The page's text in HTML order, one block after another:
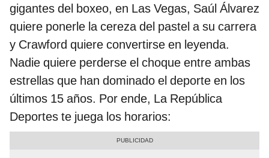
gigantes del boxeo, en Las Vegas, Saúl Álvarez
quiere ponerle la cereza del pastel a su carrera
y Crawford quiere convertirse en leyenda.
Nadie quiere perderse el choque entre ambas
estrellas que han dominado el deporte en los
últimos 15 años. Por ende, La República
Deportes te juega los horarios: